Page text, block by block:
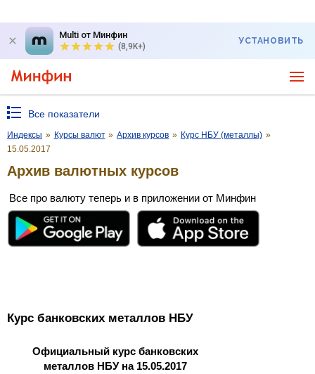
Multi от Минфин
(8,9K+)
УСТАНОВИТЬ
Все показатели
Индексы » Курсы валют » Архив курсов » Курс НБУ (металлы) »
15.05.2017
Архив валютных курсов
Все про валюту теперь и в приложении от Минфин
Курс банковских металлов НБУ
Официальный курс банковских
металлов НБУ на 15.05.2017